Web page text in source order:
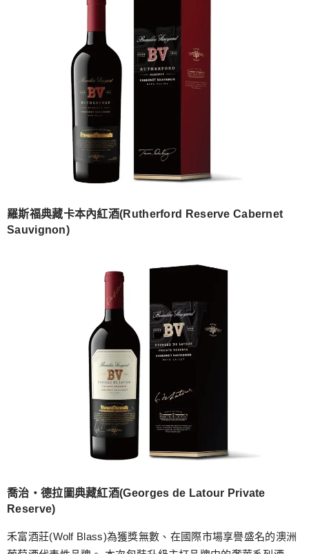
羅斯福典藏卡本內紅酒(Rutherford Reserve Cabernet
Sauvignon)
喬治‧德拉圖典藏紅酒(Georges de Latour Private
Reserve)
禾富酒莊(Wolf Blass)為獲獎無數、在國際市場享譽盛名的澳洲